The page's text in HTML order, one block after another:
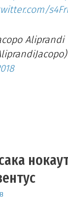
Aliprandi